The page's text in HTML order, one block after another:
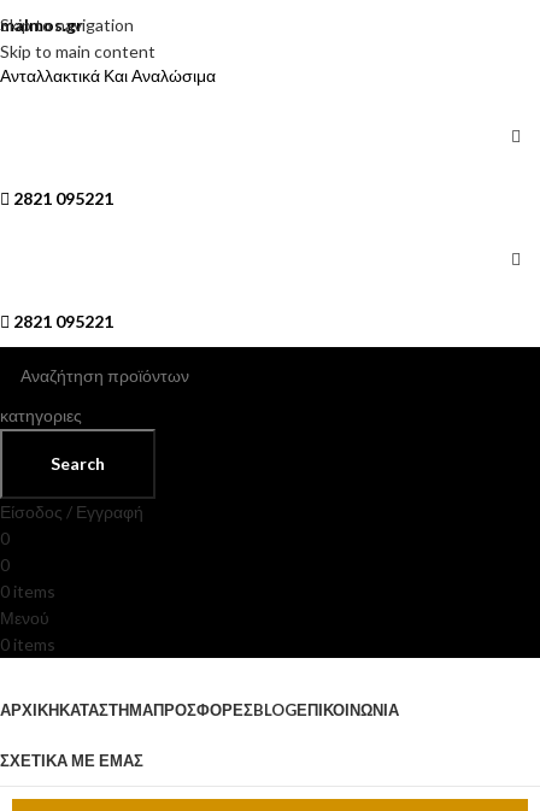
Skip to navigation
Skip to main content
malmos.gr
Ανταλλακτικά Και Αναλώσιμα
2821 095221
2821 095221
κατηγοριες
Search
Είσοδος / Εγγραφή
0
0
0 items
Μενού
0 items
ΑΡΧΙΚΉΚΑΤΆΣΤΗΜΑΠΡΟΣΦΟΡΈΣBLOGΕΠΙΚΟΙΝΩΝΊΑ
ΣΧΕΤΙΚΆ ΜΕ ΕΜΆΣ